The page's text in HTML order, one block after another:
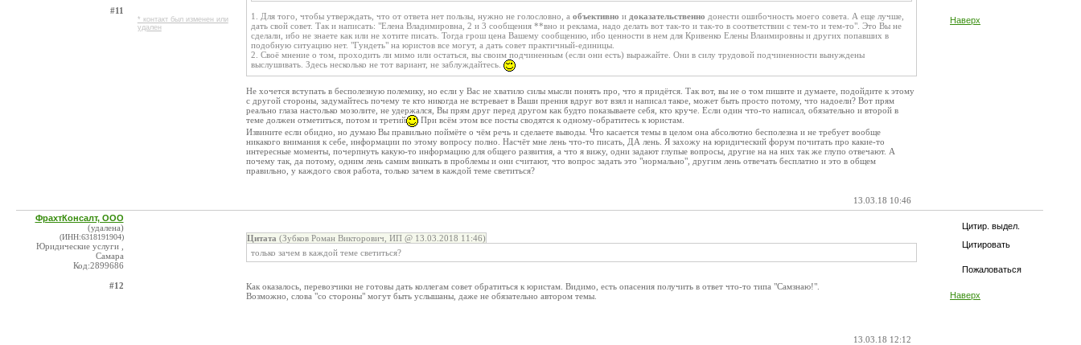
Наверх
#11
* контакт был изменен или
удален
1. Для того, чтобы утверждать, что от ответа нет пользы, нужно не голословно, а объективно и доказательственно донести ошибочность моего совета. А еще лучше,
дать свой совет. Так и написать: "Елена Владимировна, 2 и 3 сообщения **вно и реклама, надо делать вот так-то и так-то в соответствии с тем-то и тем-то". Это Вы не
сделали, ибо не знаете как или не хотите писать. Тогда грош цена Вашему сообщению, ибо ценности в нем для Кривенко Елены Влаимировны и других попавших в
подобную ситуацию нет. "Гундеть" на юристов все могут, а дать совет практичный-единицы.
2. Своё мнение о том, проходить ли мимо или остаться, вы своим подчиненным (если они есть) выражайте. Они в силу трудовой подчиненности вынуждены
выслушивать. Здесь несколько не тот вариант, не заблуждайтесь.
Не хочется вступать в бесполезную полемику, но если у Вас не хватило силы мысли понять про, что я придётся. Так вот, вы не о том пишите и думаете, подойдите к этому
с другой стороны, задумайтесь почему те кто никогда не встревает в Ваши прения вдруг вот взял и написал такое, может быть просто потому, что надоели? Вот прям
реально глаза настолько мозолите, не удержался, Вы прям друг перед другом как будто показываете себя, кто круче. Если один что-то написал, обязательно и второй в
теме должен отметиться, потом и третий
При всём этом все посты сводятся к одному-обратитесь к юристам.
Извините если обидно, но думаю Вы правильно поймёте о чём речь и сделаете выводы. Что касается темы в целом она абсолютно бесполезна и не требует вообще
никакого внимания к себе, информации по этому вопросу полно. Насчёт мне лень что-то писать, ДА лень. Я захожу на юридический форум почитать про какие-то
интересные моменты, почерпнуть какую-то информацию для общего развития, а что я вижу, одни задают глупые вопросы, другие на на них так же глупо отвечают. А
почему так, да потому, одним лень самим вникать в проблемы и они считают, что вопрос задать это "нормально", другим лень отвечать бесплатно и это в общем
правильно, у каждого своя работа, только зачем в каждой теме светиться?
13.03.18 10:46
Цитир. выдел.
Цитировать
Пожаловаться
Наверх
ФрахтКонсалт, ООО
(удалена)
(ИНН:6318191904)
Юридические услуги ,
Самара
Код:2899686
#12
Цитата (Зубков Роман Викторович, ИП @ 13.03.2018 11:46)
только зачем в каждой теме светиться?
Как оказалось, перевозчики не готовы дать коллегам совет обратиться к юристам. Видимо, есть опасения получить в ответ что-то типа "Самзнаю!".
Возможно, слова "со стороны" могут быть услышаны, даже не обязательно автором темы.
13.03.18 12:12